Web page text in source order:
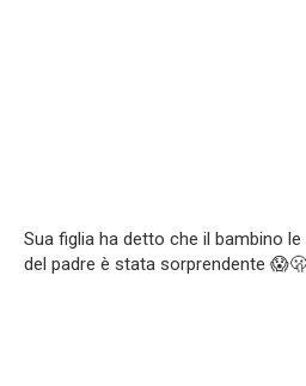
Sua figlia ha detto che il bambino
del padre è stata sorprendente 😱🫢